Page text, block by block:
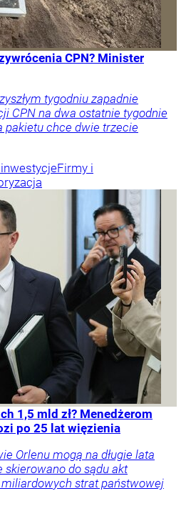
CPN? Minister
tygodniu zapadnie
CPN na dwa ostatnie tygodnie
pakietu chce dwie trzecie
Firmy i
1,5 mld zł? Menedżerom
po 25 lat więzienia
Orlenu mogą na długie lata
skierowano do sądu akt
strat państwowej